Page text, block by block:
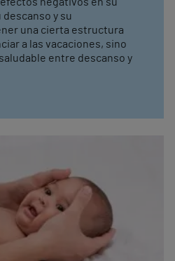
y su
una cierta estructura
a las vacaciones, sino
entre descanso y